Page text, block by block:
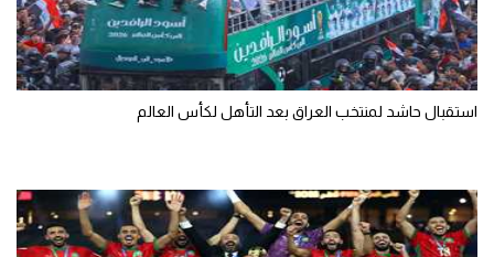
استقبال حاشد لمنتخب العراق بعد التأهل لكأس العالم